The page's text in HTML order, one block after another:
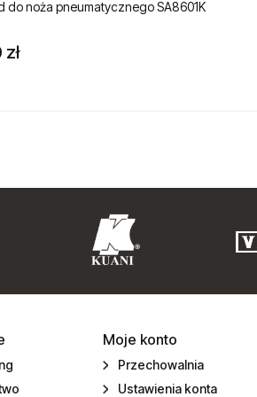
do noża pneumatycznego SA8601K
Moje konto
Przechowalnia
Ustawienia konta